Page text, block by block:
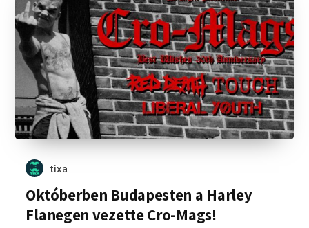
tixa
Októberben Budapesten a Harley
Flanegen vezette Cro-Mags!